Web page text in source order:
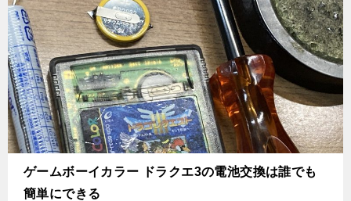
ゲームボーイカラー ドラクエ3の電池交換は誰でも
簡単にできる